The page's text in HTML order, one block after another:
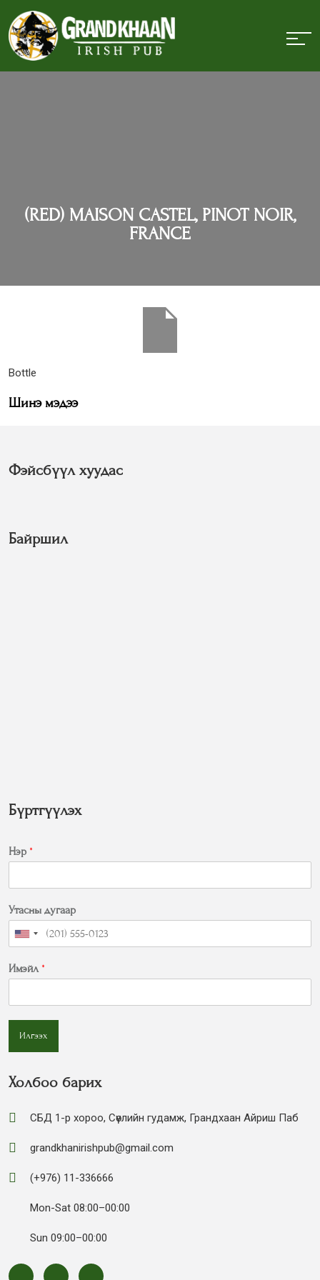
(RED) MAISON CASTEL, PINOT NOIR,
FRANCE
Bottle
Шинэ мэдээ
Фэйсбүүл хуудас
Байршил
Бүртгүүлэх
Нэр *
Утасны дугаар
Имэйл *
Илгээх
Холбоо барих
СБД 1-р хороо, Сөүлийн гудамж, Грандхаан Айриш Паб
grandkhanirishpub@gmail.com
(+976) 11-336666
Mon-Sat 08:00–00:00
Sun 09:00–00:00